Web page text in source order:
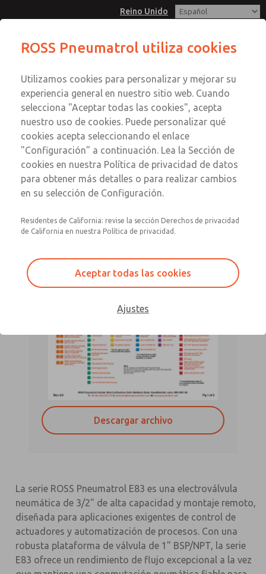
Reino Unido
Cuenta
Registrarse
Inscribirse
Descargar archivo
La serie ROSS Pneumatrol E83 es una electroválvula
neumática de 3/2" de alta capacidad y montaje remoto,
diseñada para aplicaciones exigentes de control de
actuadores y automatización de procesos. Con una
robusta plataforma de válvula de 1" BSP/NPT, la serie
E83 ofrece un rendimiento de flujo excepcional a la vez
ROSS Pneumatrol utiliza cookies
Utilizamos cookies para personalizar y mejorar su
experiencia general en nuestro sitio web. Cuando
selecciona "Aceptar todas las cookies", acepta
nuestro uso de cookies. Puede personalizar qué
cookies acepta seleccionando el enlace
"Configuración" a continuación. Lea la Sección de
cookies en nuestra Política de privacidad de datos
para obtener más detalles o para realizar cambios
en su selección de Configuración.
Residentes de California: revise la sección Derechos de privacidad
de California en nuestra Política de privacidad.
Aceptar todas las cookies
Ajustes